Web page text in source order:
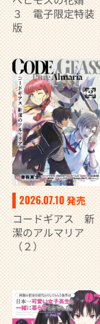
３ 電子限定特装
版
2026.07.10発売
コードギアス 新
潔のアルマリア
（２）